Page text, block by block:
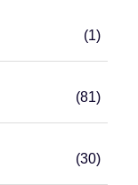
(1)
(81)
(30)